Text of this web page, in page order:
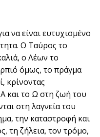
να είναι ευτυχισμένο
Ο Ταύρος το
ο Λέων το
όμως, το πράγμα
κρίνοντας
Α και το Ω στη ζωή του
στη λαγνεία του
την καταστροφή και
τη ζήλεια, τον τρόμο,